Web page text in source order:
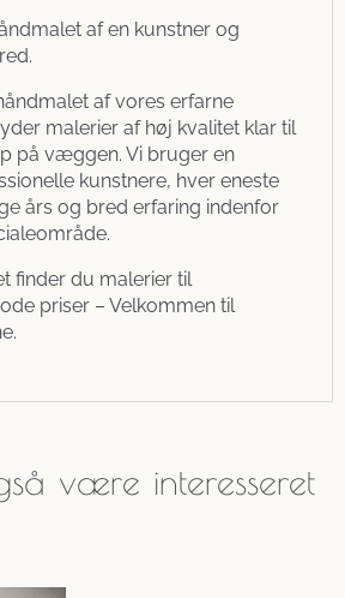
af en kunstner og
af vores erfarne
malerier af høj kvalitet klar til
på væggen. Vi bruger en
kunstnere, hver eneste
års og bred erfaring indenfor
finder du malerier til
priser – Velkommen til
være interesseret